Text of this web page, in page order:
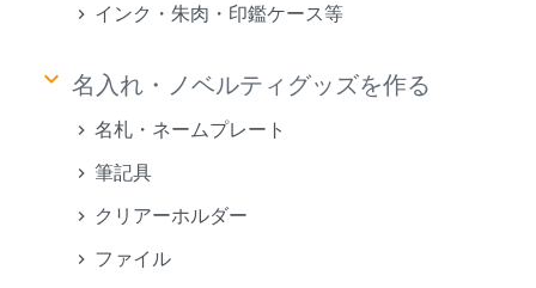
インク・朱肉・印鑑ケース等
keyboard_arrow_down 名入れ・ノベルティグッズを作る
名札・ネームプレート
筆記具
クリアーホルダー
ファイル